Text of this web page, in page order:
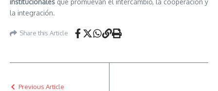
la integración.
Share this Article
Previous Article